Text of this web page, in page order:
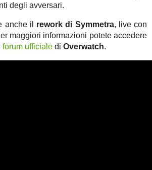
degli avversari.
anche il rework di Symmetra, live con
maggiori informazioni potete accedere
forum ufficiale di Overwatch.